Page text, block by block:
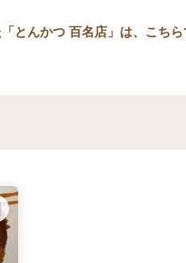
とんかつ 百名店」は、こちら